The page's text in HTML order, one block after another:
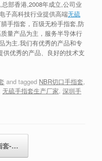
部香港,2008年成立,公司业
子高科技行业提供高端无硫
手指套，百级无粉手指套,防
量产品为主，服务半导体行
为主.我们有优秀的产品和专
优秀的产品、良好的技术支
and tagged NBR切口手指套,
无硫手指套生产厂家, 深圳手
套-…